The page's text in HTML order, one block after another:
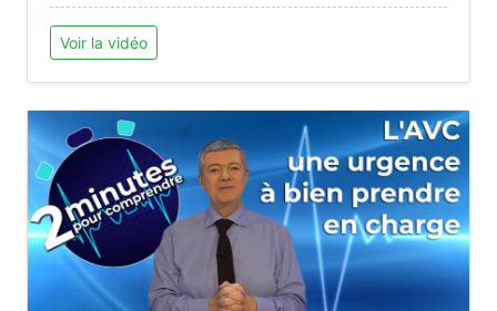
Voir la vidéo